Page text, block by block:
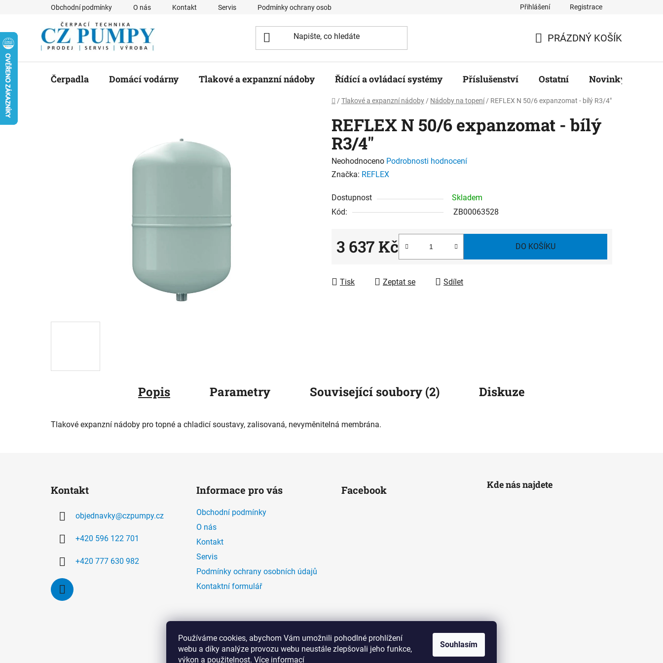
Používáme cookies, abychom Vám umožnili pohodlné prohlížení
webu a díky analýze provozu webu neustále zlepšovali jeho funkce,
výkon a použitelnost. Více informací
Souhlasím
Obchodní podmínky O nás Kontakt Servis Podmínky ochrany osobních údajů Přihlášení Registrace
KOŠÍK
PRÁZDNÝ KOŠÍK
Čerpadla Domácí vodárny Tlakové a expanzní nádoby Řídící a ovládací systémy Příslušenství Ostatní Novinky
Domů
/ Tlakové a expanzní nádoby / Nádoby na topení / REFLEX N 50/6 expanzomat - bílý R3/4"
REFLEX N 50/6 expanzomat - bílý
R3/4"
Průměrné
hodnocení
je
0,0
hvězdiček.
Neohodnoceno Podrobnosti hodnocení
Značka: REFLEX
Dostupnost
Skladem
Kód:
ZB00063528
3 637 Kč DO KOŠÍKU
Tisk Zeptat se Sdílet
Popis Parametry Související soubory (2) Diskuze
Tlakové expanzní nádoby pro topné a chladicí soustavy, zalisovaná, nevyměnitelná membrána.
Kontakt
objednavky@czpumpy.cz
+420 596 122 701
+420 777 630 982
Informace pro vás
Obchodní podmínky
O nás
Kontakt
Servis
Podmínky ochrany osobních údajů
Kontaktní formulář
Facebook Kde nás najdete